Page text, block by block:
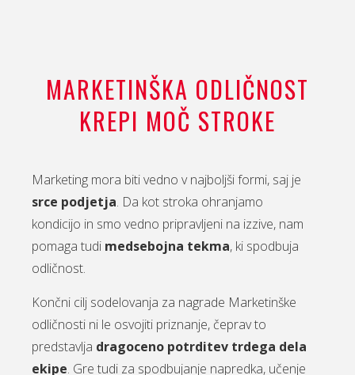
MARKETINŠKA ODLIČNOST
KREPI MOČ STROKE
Marketing mora biti vedno v najboljši formi, saj je
srce podjetja. Da kot stroka ohranjamo
kondicijo in smo vedno pripravljeni na izzive, nam
pomaga tudi medsebojna tekma, ki spodbuja
odličnost.
Končni cilj sodelovanja za nagrade Marketinške
odličnosti ni le osvojiti priznanje, čeprav to
predstavlja dragoceno potrditev trdega dela
ekipe. Gre tudi za spodbujanje napredka, učenje